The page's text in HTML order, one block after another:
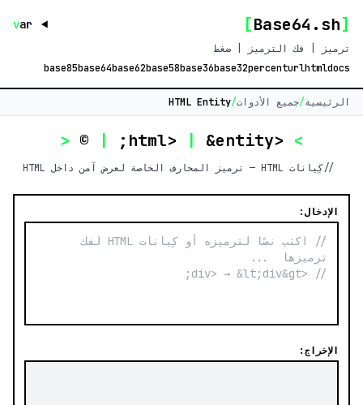
[
Base64.sh
]
ar
v
ترميز | فك الترميز | ضغط
docs
html
url
percent
base32
base36
base58
base62
base64
base85
الرئيسية/جميع الأدوات/
HTML Entity
>
<html>
| &entity;
|
©
<
// كِيانات HTML — ترميز المحارف الخاصة لعرض آمن داخل HTML
الإدخال:
الإخراج: